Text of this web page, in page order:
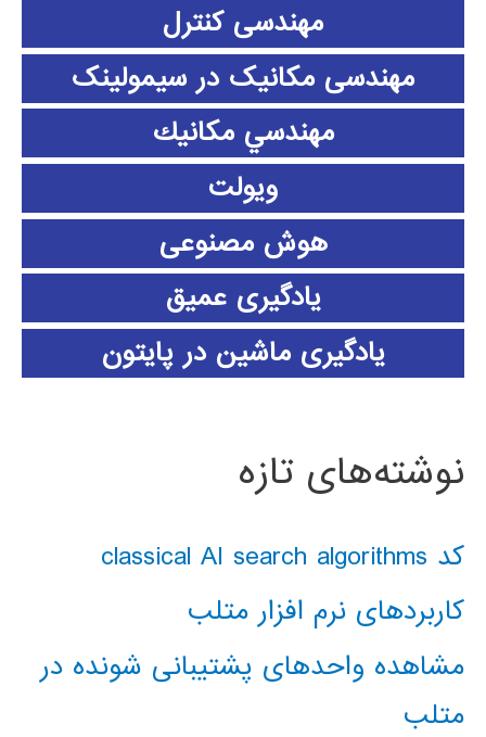
مهندسی کنترل
مهندسی مکانیک در سیمولینک
مهندسي مكانيك
ویولت
هوش مصنوعی
یادگیری عمیق
یادگیری ماشین در پایتون
نوشته‌های تازه
کد classical AI search algorithms
کاربردهای نرم افزار متلب
مشاهده واحدهای پشتیبانی شونده در
متلب